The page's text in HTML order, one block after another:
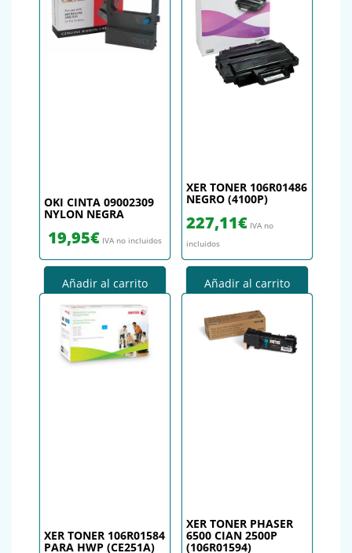
OKI CINTA 09002309
NYLON NEGRA
19,95€ IVA no incluidos
Añadir al carrito
XER TONER 106R01486
NEGRO (4100P)
227,11€ IVA no
incluidos
Añadir al carrito
XER TONER 106R01584
PARA HWP (CE251A)
XER TONER PHASER
6500 CIAN 2500P
(106R01594)